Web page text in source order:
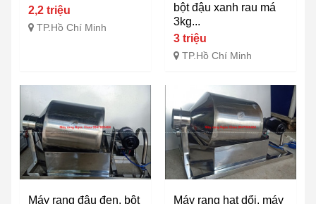
2,2 triệu
TP.Hồ Chí Minh
bột đậu xanh rau má
3kg...
3 triệu
TP.Hồ Chí Minh
Máy rang đậu đen, bột
Máy rang hạt dổi, máy